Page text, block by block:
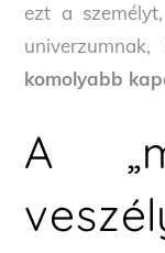
ezt a
univerzumnak,
komolyabb
A